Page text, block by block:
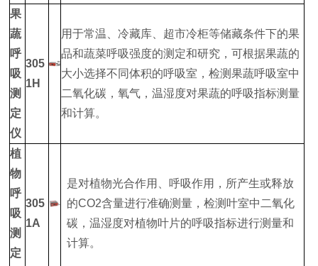
果
蔬
呼
吸
测
定
仪
305
1H
用于常温、冷藏库、超市冷柜等储藏条件下的果
品和蔬菜呼吸强度的测定和研究，可根据果蔬的
大小选择不同体积的呼吸室，检测果蔬呼吸室中
二氧化碳，氧气，温湿度对果蔬的呼吸指标测量
和计算。
植
物
呼
吸
测
定
305
1A
是对植物光合作用、呼吸作用，所产生或释放
的CO2含量进行准确测量，检测叶室中二氧化
碳，温湿度对植物叶片的呼吸指标进行测量和
计算。